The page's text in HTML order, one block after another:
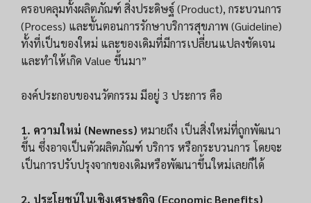
ครอบคลุมทั้งผลิตภัณฑ์ สิ่งประดิษฐ์ (Product), กระบวนการ
(Process) และขั้นตอนการรักษาบริการสุขภาพ (Guideline)
ทั้งที่เป็นของใหม่ และของเดิมที่มีการเปลี่ยนแปลงชัดเจน
และทำให้เกิด Value ขึ้นมา”
องค์ประกอบของนวัตกรรม มีอยู่ 3 ประการ คือ
1. ความใหม่ (Newness) หมายถึง เป็นสิ่งใหม่ที่ถูกพัฒนา
ขึ้น ซึ่งอาจเป็นตัวผลิตภัณฑ์ บริการ หรือกระบวนการ โดยจะ
เป็นการปรับปรุงจากของเดิมหรือพัฒนาขึ้นใหม่เลยก็ได้
2. ประโยชน์ในเชิงเศรษฐกิจ (Economic Benefits)